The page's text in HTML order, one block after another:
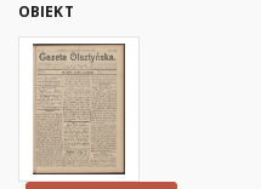
OBIEKT